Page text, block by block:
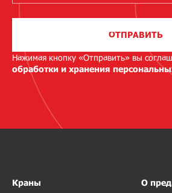
ОТПРАВИТЬ
Нажимая кнопку «Отправить» вы
обработки и хранения
Краны О